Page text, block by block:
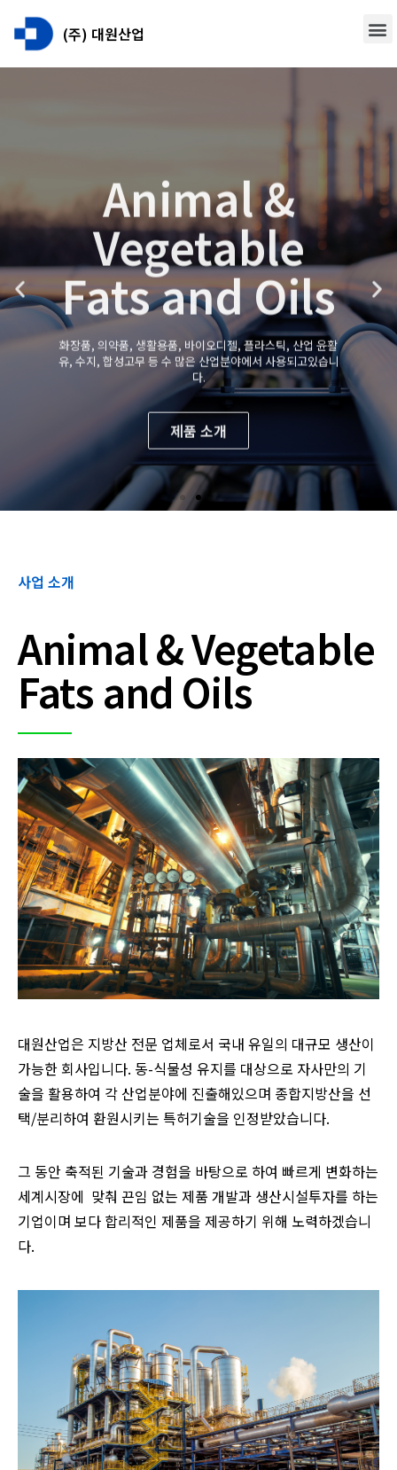
(주) 대원산업
Animal &
Vegetable
Fats and Oils
화장품, 의약품, 생활용품, 바이오디젤, 플라스틱, 산업 윤활
유, 수지, 합성고무 등 수 많은 산업분야에서 사용되고있습니
다.
제품 소개
사업 소개
Animal & Vegetable
Fats and Oils
대원산업은 지방산 전문 업체로서 국내 유일의 대규모 생산이
가능한 회사입니다. 동-식물성 유지를 대상으로 자사만의 기
술을 활용하여 각 산업분야에 진출해있으며 종합지방산을 선
택/분리하여 환원시키는 특허기술을 인정받았습니다.
그 동안 축적된 기술과 경험을 바탕으로 하여 빠르게 변화하는
세계시장에 맞춰 끈임 없는 제품 개발과 생산시설투자를 하는
기업이며 보다 합리적인 제품을 제공하기 위해 노력하겠습니
다.